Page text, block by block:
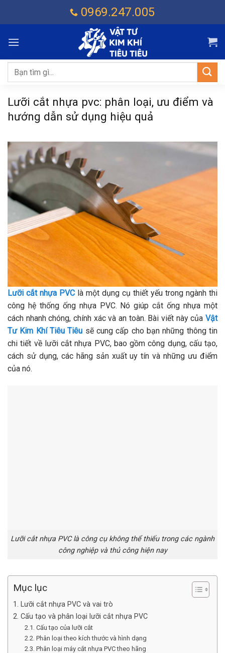
dung
0969.247.005
Tìm
kiếm:
Lưỡi cắt nhựa pvc: phân loại, ưu điểm và
hướng dẫn sử dụng hiệu quả
Lưỡi cắt nhựa PVC là một dụng cụ thiết yếu trong ngành thi
công hệ thống ống nhựa PVC. Nó giúp cắt ống nhựa một
cách nhanh chóng, chính xác và an toàn. Bài viết này của Vật
Tư Kim Khí Tiêu Tiêu sẽ cung cấp cho bạn những thông tin
chi tiết về lưỡi cắt nhựa PVC, bao gồm công dụng, cấu tạo,
cách sử dụng, các hãng sản xuất uy tín và những ưu điểm
của nó.
Lưỡi cắt nhựa PVC là công cụ không thể thiếu trong các ngành
công nghiệp và thủ công hiện nay
Mục lục
1. Lưỡi cắt nhựa PVC và vai trò
2. Cấu tạo và phân loại lưỡi cắt nhựa PVC
2.1. Cấu tạo của lưỡi cắt
2.2. Phân loại theo kích thước và hình dạng
2.3. Phân loại máy cắt nhựa PVC theo hãng